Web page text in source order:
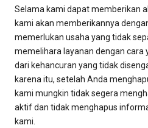
Selama kami dapat memberikan
kami akan memberikannya
memerlukan usaha yang tidak
memelihara layanan dengan cara
dari kehancuran yang tidak
karena itu, setelah Anda
kami mungkin tidak segera
aktif dan tidak menghapus
kami.